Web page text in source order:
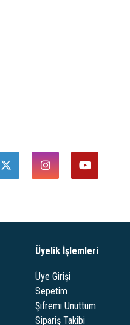
Üyelik İşlemleri
Üye Girişi
Sepetim
Şifremi Unuttum
Sipariş Takibi